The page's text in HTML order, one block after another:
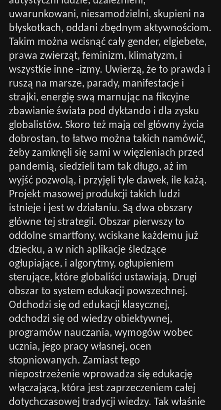
uwarunkowani, niesamodzielni, skupieni na
błyskotkach, oddani zbędnym aktywnościom.
Takim można wcisnąć cały gender, elgiebete,
prawa zwierząt, feminizm, klimatyzm, i
wszystkie inne -izmy. Uwierzą, że to prawda i
ruszą na marsze, parady, manifestacje i
strajki, energię swą marnując na fikcyjne
zbawianie świata pod dyktando i dla zysku
globalistów. Skoro też mają cel główny życia
dobrostan, to łatwo można takich namówić,
żeby zamknęli się sami w więzieniach przed
pandemią, siedzieli tam tak długo, aż im
wyjść pozwolą, i przyjęli tyle dawek, ile każą.
Projekt masowej produkcji takich ludzi
istnieje i jest w działaniu. Są dwa obszary
główne tej strategii. Obszar pierwszy to
oddolne smartfony, wciskane każdemu już
dziecku, a w nich aplikacje śledzące
ogłupiające, i algorytmy, ogłupieniem
sterujące, które globaliści ustawiają. Drugi
obszar to system edukacji powszechnej.
Odchodzi się od edukacji klasycznej,
odchodzi się od wiedzy obiektywnej,
programów nauczania, wymogów wobec
ucznia, jego pracy własnej, ocen
stopniowanych. Zamiast tego
niepostrzeżenie wprowadza się edukację
włączającą, która jest zaprzeczeniem całej
dotychczasowej tradycji wiedzy. Tak właśnie